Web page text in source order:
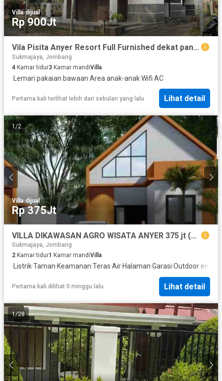
Villa·dijual
Rp 900Jt
Vila Pisita Anyer Resort Full Furnished dekat pantai
Sukmajaya, Jombang
4 Kamar tidur3 Kamar mandiVilla
· Lemari pakaian bawaan·Area anak-anak·Wifi·AC
Pertama kali terlihat lebih dari sebulan yang lalu Lihat detail
1 /2
Villa·dijual
Rp 375Jt
VILLA DIKAWASAN AGRO WISATA ANYER 375 jt (aisah)
Sukmajaya, Jombang
2 Kamar tidur1 Kamar mandiVilla
·Listrik·Taman·Keamanan·Teras·Air·Halaman·Garasi·Outdoor
Pertama kali dilihat 0 minggu lalu Lihat detail
1/28